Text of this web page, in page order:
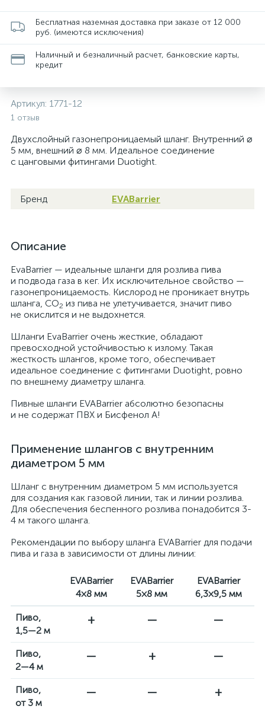
Бесплатная наземная доставка при заказе от 12 000
руб. (имеются исключения)
Наличный и безналичный расчет, банковские карты,
кредит
Артикул: 1771-12
1 отзыв
Двухслойный газонепроницаемый шланг. Внутренний ⌀
5 мм, внешний ⌀ 8 мм. Идеальное соединение
с цанговыми фитингами Duotight.
Бренд EVABarrier
Описание
EvaBarrier — идеальные шланги для розлива пива
и подвода газа в кег. Их исключительное свойство —
газонепроницаемость. Кислород не проникает внутрь
шланга, CO2 из пива не улетучивается, значит пиво
не окислится и не выдохнется.
Шланги EvaBarrier очень жесткие, обладают
превосходной устойчивостью к излому. Такая
жесткость шлангов, кроме того, обеспечивает
идеальное соединение с фитингами Duotight, ровно
по внешнему диаметру шланга.
Пивные шланги EVABarrier абсолютно безопасны
и не содержат ПВХ и Бисфенол А!
Применение шлангов с внутренним
диаметром 5 мм
Шланг с внутренним диаметром 5 мм используется
для создания как газовой линии, так и линии розлива.
Для обеспечения беспенного розлива понадобится 3-
4 м такого шланга.
Рекомендации по выбору шланга EVABarrier для подачи
пива и газа в зависимости от длины линии:
EVABarrier
4×8 мм
EVABarrier
5×8 мм
EVABarrier
6,3×9,5 мм
Пиво,
1,5—2 м
+ — —
Пиво,
2—4 м
— + —
Пиво,
от 3 м
— — +